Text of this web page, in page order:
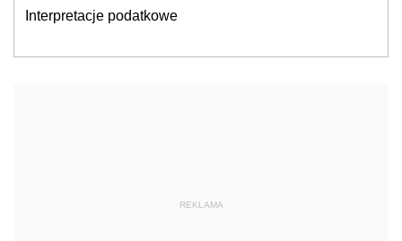
Interpretacje podatkowe
REKLAMA